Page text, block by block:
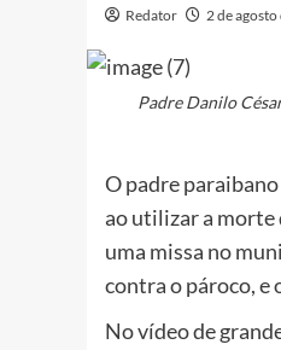
Redator 2 de
Padre Danilo
O padre
ao utilizar a morte
uma missa no
contra o pároco, e
No vídeo de